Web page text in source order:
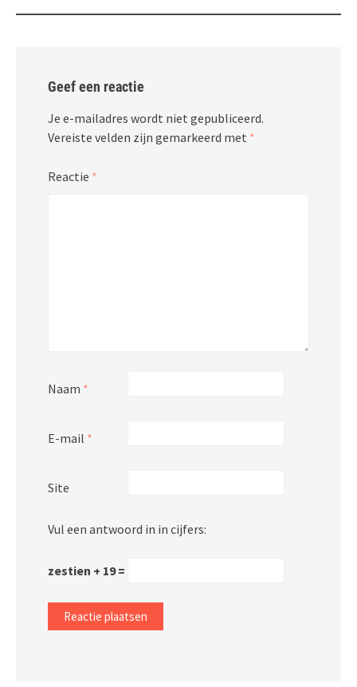
Geef een reactie
Je e-mailadres wordt niet gepubliceerd.
Vereiste velden zijn gemarkeerd met *
Reactie *
Naam *
E-mail *
Site
Vul een antwoord in in cijfers:
zestien + 19 =